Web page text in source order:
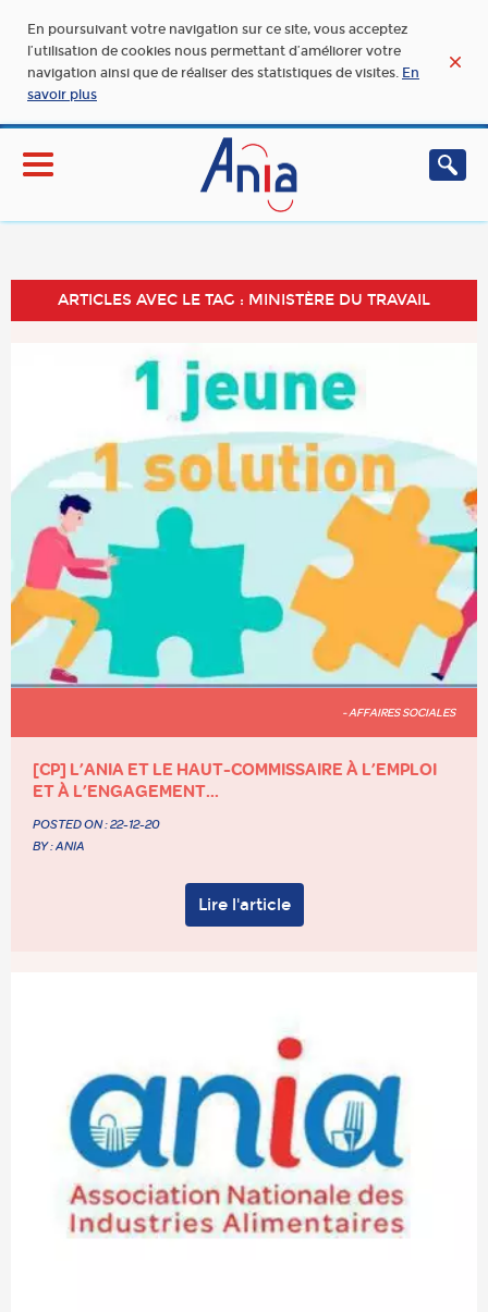
En poursuivant votre navigation sur ce site, vous acceptez
l’utilisation de cookies nous permettant d’améliorer votre
navigation ainsi que de réaliser des statistiques de visites. En
savoir plus
ARTICLES AVEC LE TAG : MINISTÈRE DU TRAVAIL
- AFFAIRES SOCIALES
[CP] L’ANIA ET LE HAUT-COMMISSAIRE À L’EMPLOI
ET À L’ENGAGEMENT...
POSTED ON :22-12-20
BY : ANIA
Lire l'article